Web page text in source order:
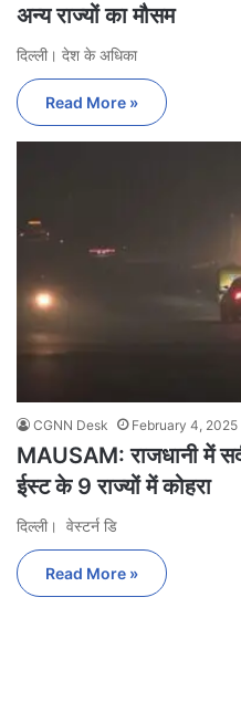
अन्य राज्यों का मौसम
दिल्ली। देश के अधिका
Read More »
CGNN Desk February 4, 2025
MAUSAM: राजधानी में
ईस्ट के 9 राज्यों में कोहरा
दिल्ली। वेस्टर्न डि
Read More »